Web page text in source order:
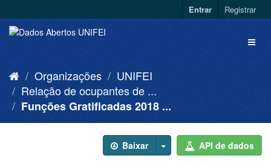
Entrar Registrar
Organizações
UNIFEI
Relação de ocupantes de ...
Funções Gratificadas 2018 ...
Baixar API de dados